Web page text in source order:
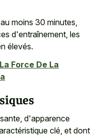
moins 30 minutes,
d'entraînement, les
élevés.
La Force De La
d'apparence
clé, et dont